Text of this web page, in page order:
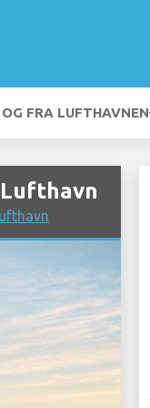
FRA LUFTHAVNEN
Lufthavn